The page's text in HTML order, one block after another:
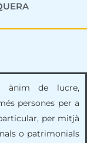
ànim de lucre,
persones per a
per mitjà
o patrimonials